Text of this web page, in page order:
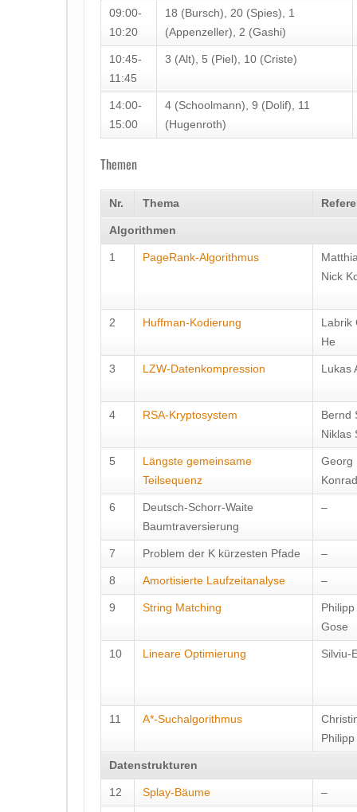
09:00-
10:20
18 (Bursch), 20 (Spies), 1
(Appenzeller), 2 (Gashi)
10:45-
11:45
3 (Alt), 5 (Piel), 10 (Criste)
14:00-
15:00
4 (Schoolmann), 9 (Dolif), 11
(Hugenroth)
Themen
Nr. Thema
Algorithmen
1 PageRank-Algorithmus
Nick
2 Huffman-Kodierung
Labrik
He
3 LZW-Datenkompression Lukas
4 RSA-Kryptosystem
Bernd
Niklas
5
Längste gemeinsame
Teilsequenz
Georg
6
Deutsch-Schorr-Waite
Baumtraversierung
–
7 Problem der K kürzesten Pfade –
8 Amortisierte Laufzeitanalyse –
9 String Matching
Gose
10 Lineare Optimierung Silviu-
11 A*-Suchalgorithmus
Datenstrukturen
12 Splay-Bäume –